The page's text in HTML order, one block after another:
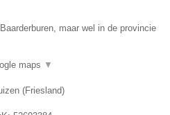
maar wel in de provincie
maps ▼
(Friesland)